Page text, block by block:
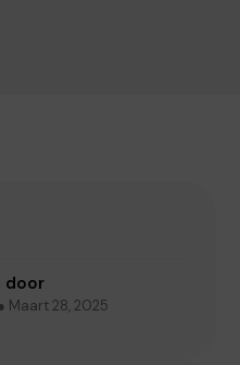
door
Maart 28, 2025